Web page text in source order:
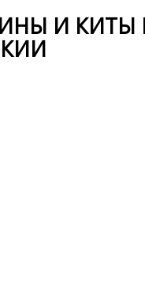
И КИТЫ